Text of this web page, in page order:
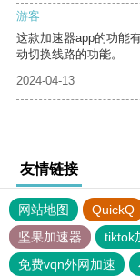
游客
这款加速器app的功能
动切换线路的功能。
2024-04-13
友情链接
网站地图 QuickQ
坚果加速器
tiktok
免费vqn外网加速